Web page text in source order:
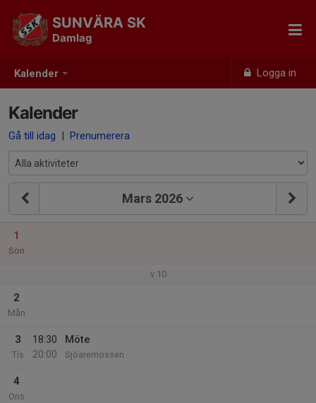
Kalender Logga in
SUNVÄRA SK
Damlag
Kalender
Gå till idag | Prenumerera
Mars 2026
1
Sön
v.10
2
Mån
3
Tis
18:30
20:00
Möte
Sjöaremossen
4
Ons